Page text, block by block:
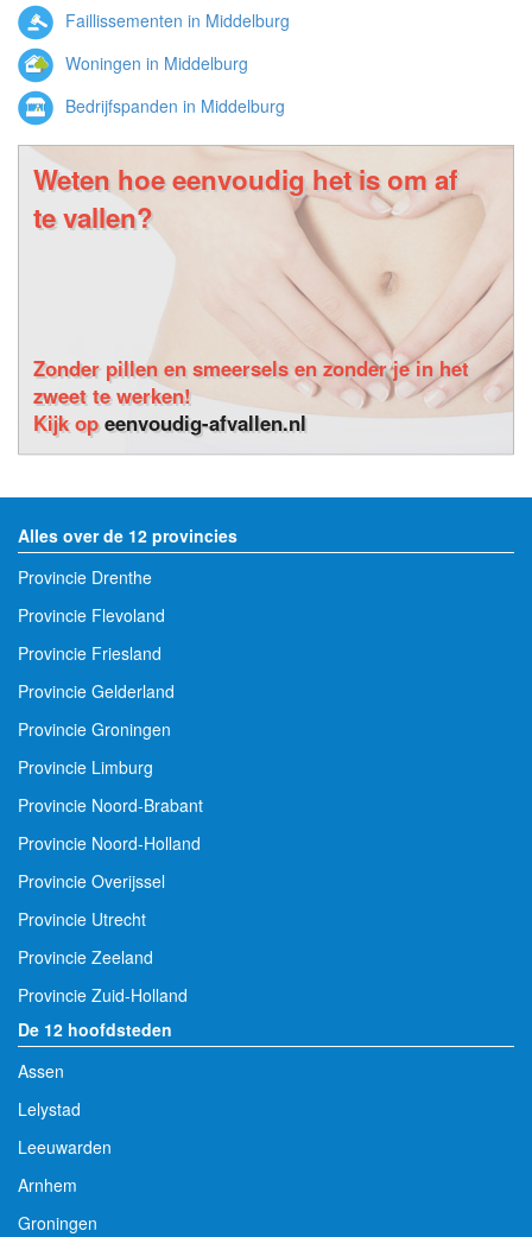
Faillissementen in Middelburg
Woningen in Middelburg
Bedrijfspanden in Middelburg
Weten hoe eenvoudig het is om af
te vallen?
Zonder pillen en smeersels en zonder je in het
zweet te werken!
Kijk opeenvoudig-afvallen.nl
Alles over de 12 provincies
Provincie Drenthe
Provincie Flevoland
Provincie Friesland
Provincie Gelderland
Provincie Groningen
Provincie Limburg
Provincie Noord-Brabant
Provincie Noord-Holland
Provincie Overijssel
Provincie Utrecht
Provincie Zeeland
Provincie Zuid-Holland
De 12 hoofdsteden
Assen
Lelystad
Leeuwarden
Arnhem
Groningen